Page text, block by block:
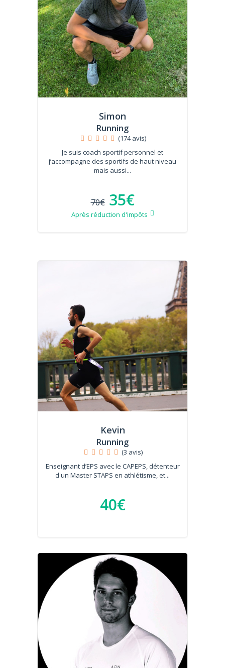
Simon
Running
(174 avis)
Je suis coach sportif personnel et
j’accompagne des sportifs de haut niveau
mais aussi...
70€ 35€
Après réduction d'impôts
Kevin
Running
(3 avis)
Enseignant d’EPS avec le CAPEPS, détenteur
d'un Master STAPS en athlétisme, et...
40€